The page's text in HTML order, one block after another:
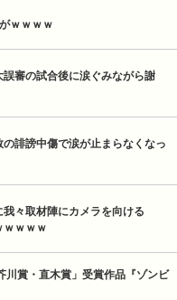
ｗｗｗｗ
誤審の試合後に涙ぐみながら謝
の誹謗中傷で涙が止まらなくなっ
我々取材陣にカメラを向ける
ｗｗｗ
川賞・直木賞」受賞作品『ゾンビ